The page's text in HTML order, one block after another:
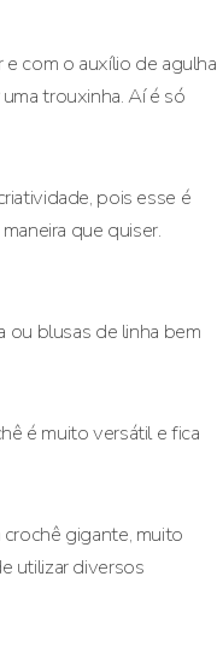
com o auxílio de agulha
trouxinha. Aí é só
pois esse é
que quiser.
ou blusas de linha bem
é muito versátil e fica
crochê gigante, muito
utilizar diversos